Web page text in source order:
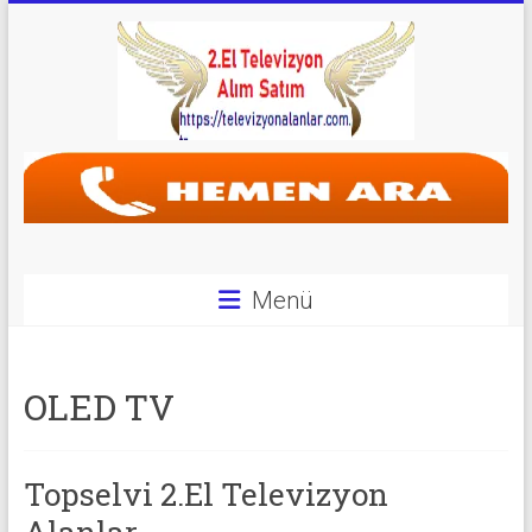
Televizyon
Alanlar
Alanlar
TV
Menü
OLED TV
Topselvi 2.El Televizyon